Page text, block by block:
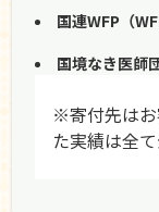
国連WFP（
国境なき医師
※寄付先はお
た実績は全